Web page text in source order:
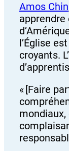
Amos Chin
apprendre
l’Église
croyants.
« [Faire